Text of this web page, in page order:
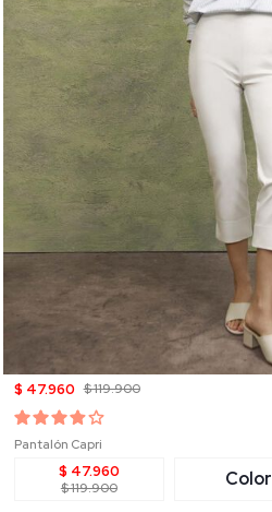
$ 47.960 $ 119.900
Pantalón Capri
$ 47.960
$ 119.900 Color